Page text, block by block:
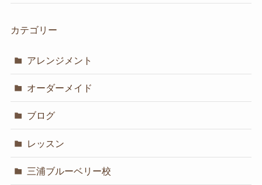
カテゴリー
アレンジメント
オーダーメイド
ブログ
レッスン
三浦ブルーベリー校